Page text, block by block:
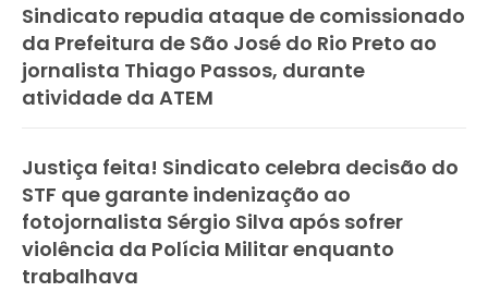
Sindicato repudia ataque de comissionado
da Prefeitura de São José do Rio Preto ao
jornalista Thiago Passos, durante
atividade da ATEM
Justiça feita! Sindicato celebra decisão do
STF que garante indenização ao
fotojornalista Sérgio Silva após sofrer
violência da Polícia Militar enquanto
trabalhava